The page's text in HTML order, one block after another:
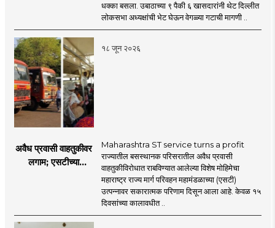
नेमका कुठे चुकला?
धक्का बसला. उबाठाच्या ९ पैकी ६ खासदारांनी थेट दिल्लीत
लोकसभा अध्यक्षांची भेट घेऊन वेगळ्या गटाची मागणी ..
१८ जून २०२६
अवैध प्रवासी वाहतुकीवर
लगाम; एसटीच्या
Maharashtra ST service turns a profit
राज्यातील बसस्थानक परिसरातील अवैध प्रवासी
वाहतुकीविरोधात राबविण्यात आलेल्या विशेष मोहिमेचा
महाराष्ट्र राज्य मार्ग परिवहन महामंडळाच्या (एसटी)
उत्पन्नावर सकारात्मक परिणाम दिसून आला आहे. केवळ १५
दिवसांच्या कालावधीत ..